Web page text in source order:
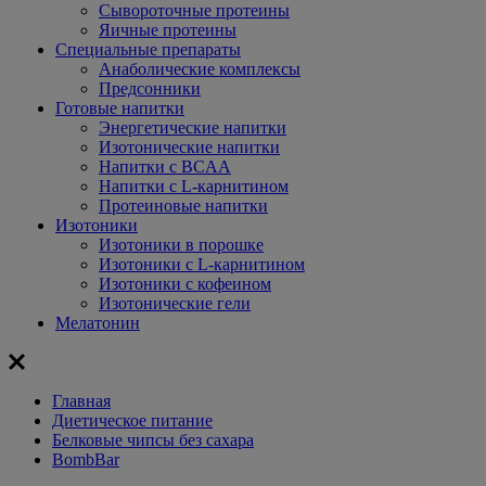
Сывороточные протеины
Яичные протеины
Специальные препараты
Анаболические комплексы
Предсонники
Готовые напитки
Энергетические напитки
Изотонические напитки
Напитки с BCAA
Напитки с L-карнитином
Протеиновые напитки
Изотоники
Изотоники в порошке
Изотоники с L-карнитином
Изотоники с кофеином
Изотонические гели
Мелатонин
Главная
Диетическое питание
Белковые чипсы без сахара
BombBar